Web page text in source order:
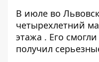
В июле во
четырехлетний
этажа . Его
получил